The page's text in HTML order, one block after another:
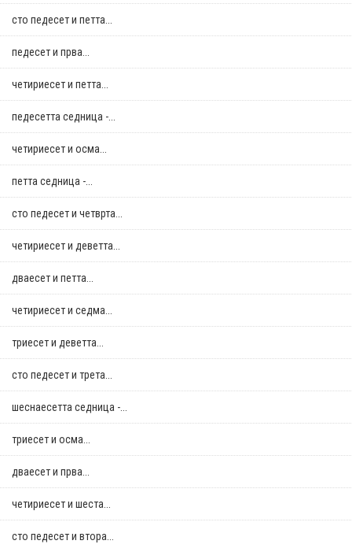
сто педесет и петта...
педесет и прва...
четириесет и петта...
педесетта седница -...
четириесет и осма...
петта седница -...
сто педесет и четврта...
четириесет и деветта...
дваесет и петта...
четириесет и седма...
триесет и деветта...
сто педесет и трета...
шеснаесетта седница -...
триесет и осма...
дваесет и прва...
четириесет и шеста...
сто педесет и втора...